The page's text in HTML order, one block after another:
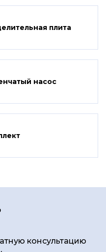
плита
насос
консультацию